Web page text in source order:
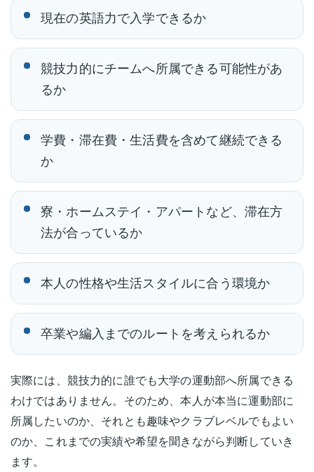
現在の英語力で入学できるか
競技力的にチームへ所属できる可能性があ
るか
学費・滞在費・生活費を含めて継続できる
か
寮・ホームステイ・アパートなど、滞在方
法が合っているか
本人の性格や生活スタイルに合う環境か
卒業や編入までのルートを考えられるか
実際には、競技力的に誰でも大学の運動部へ所属できる
わけではありません。そのため、本人が本当に運動部に
所属したいのか、それとも趣味やクラブレベルでもよい
のか、これまでの実績や希望を聞きながら判断していき
ます。